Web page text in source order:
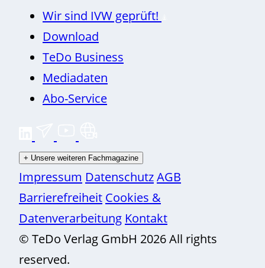
Wir sind IVW geprüft!
Download
TeDo Business
Mediadaten
Abo-Service
+ Unsere weiteren Fachmagazine
Impressum DatenschutzAGB
Barrierefreiheit Cookies &
Datenverarbeitung Kontakt
© TeDo Verlag GmbH 2026 All rights
reserved.